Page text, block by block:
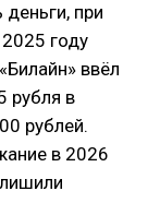
при
году
ввёл
рубля в
рублей.
в 2026